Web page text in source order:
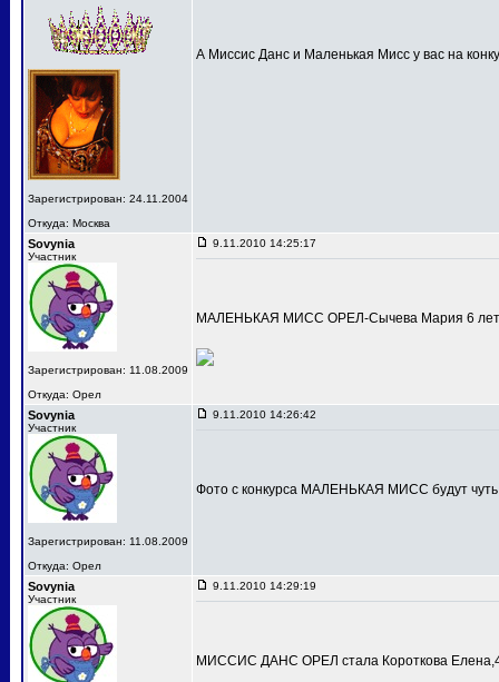
Зарегистрирован: 24.11.2004
Откуда: Москва
А Миссис Данс и Маленькая Мисс у вас на
Sovynia
Участник
Зарегистрирован: 11.08.2009
Откуда: Орел
9.11.2010 14:25:17
МАЛЕНЬКАЯ МИСС ОРЕЛ-Сычева Мария 6
Sovynia
Участник
Зарегистрирован: 11.08.2009
Откуда: Орел
9.11.2010 14:26:42
Фото с конкурса МАЛЕНЬКАЯ МИСС будут
Sovynia
Участник
9.11.2010 14:29:19
МИССИС ДАНС ОРЕЛ стала Короткова